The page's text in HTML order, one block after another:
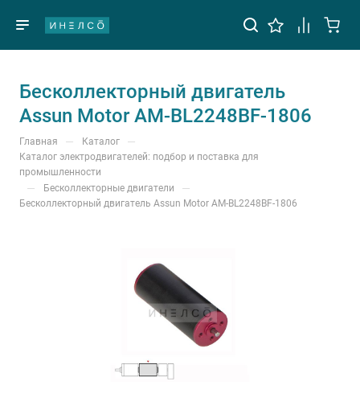
Бесколлекторный двигатель
Assun Motor AM-BL2248BF-1806
Главная — Каталог —
Каталог электродвигателей: подбор и поставка для
промышленности
— Бесколлекторные двигатели —
Бесколлекторный двигатель Assun Motor AM-BL2248BF-1806